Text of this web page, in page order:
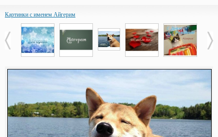
Картинки с именем Айгерим